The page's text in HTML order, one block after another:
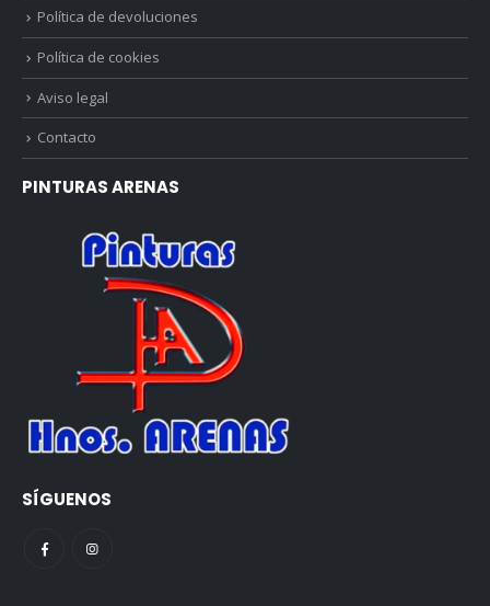
Política de devoluciones
Política de cookies
Aviso legal
Contacto
PINTURAS ARENAS
SÍGUENOS